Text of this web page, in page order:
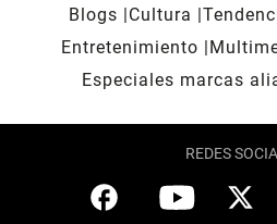
Blogs
Cultura
Entretenimiento
Especiales marcas
REDES